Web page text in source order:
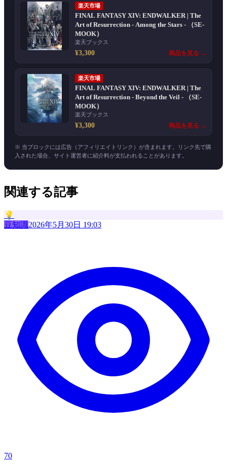
楽天市場
FINAL FANTASY XIV: ENDWALKER | The
Art of Resurrection - Among the Stars - （SE-
MOOK）
楽天ブックス
¥3,300 商品を見る →
楽天市場
FINAL FANTASY XIV: ENDWALKER | The
Art of Resurrection - Beyond the Veil - （SE-
MOOK）
楽天ブックス
¥3,300 商品を見る →
※ 当ブロックには広告（アフィリエイトリンク）が含まれます。リンク先で購
入された場合、サイト運営者に紹介料が支払われることがあります。
関連する記事
💡
豆知識2026年5月30日 19:03
70